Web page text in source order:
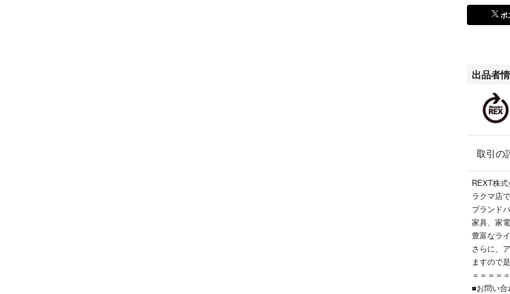
ポ
出品者
取引の
REXT株
ラクマ店で
ブランド
家具、家
豊富なラ
さらに、
ますので
＝＝＝＝
■お問い合